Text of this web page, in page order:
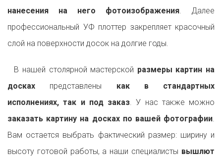
нанесения на него фотоизображения. Далее
профессиональный УФ плоттер закрепляет красочный
слой на поверхности досок на долгие годы.
В нашей столярной мастерской размеры картин на
досках представлены как в стандартных
исполнениях, так и под заказ. У нас также можно
заказать картину на досках по вашей фотографии.
Вам остается выбрать фактический размер: ширину и
высоту готовой работы, а наши специалисты вышлют